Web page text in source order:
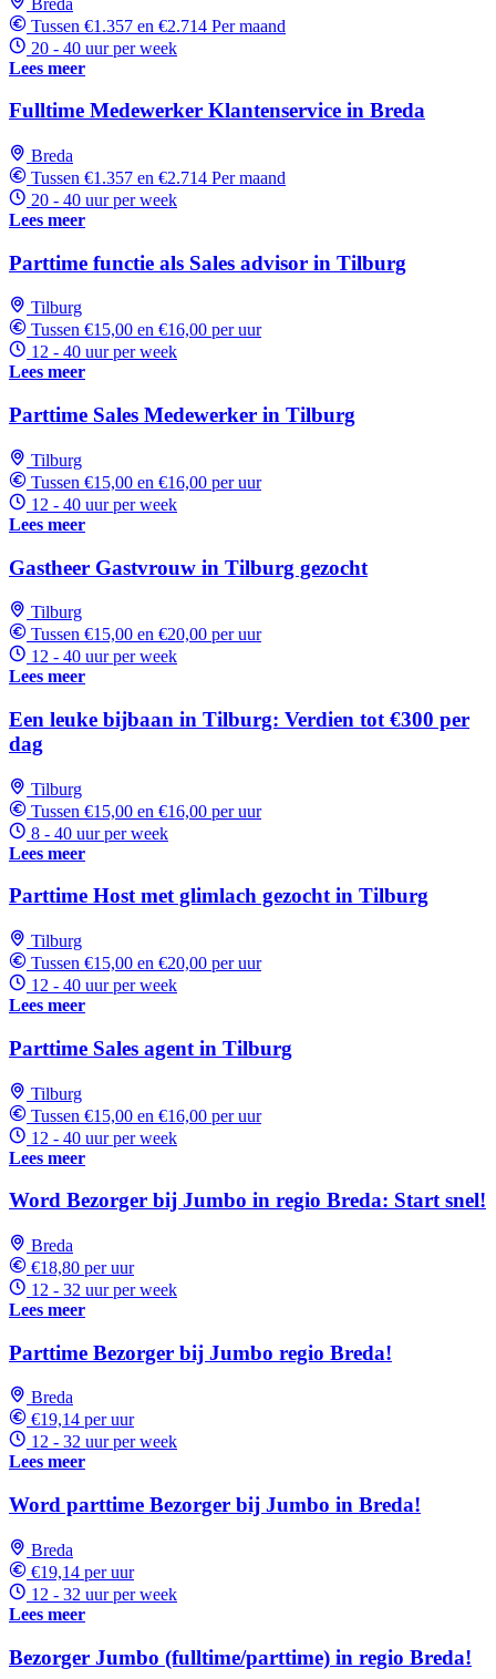
Tussen €1.357 en €2.714 Per maand
20 - 40 uur per week
Lees meer
Fulltime Medewerker Klantenservice in Breda
Breda
Tussen €1.357 en €2.714 Per maand
20 - 40 uur per week
Lees meer
Parttime functie als Sales advisor in Tilburg
Tilburg
Tussen €15,00 en €16,00 per uur
12 - 40 uur per week
Lees meer
Parttime Sales Medewerker in Tilburg
Tilburg
Tussen €15,00 en €16,00 per uur
12 - 40 uur per week
Lees meer
Gastheer Gastvrouw in Tilburg gezocht
Tilburg
Tussen €15,00 en €20,00 per uur
12 - 40 uur per week
Lees meer
Een leuke bijbaan in Tilburg: Verdien tot €300 per
dag
Tilburg
Tussen €15,00 en €16,00 per uur
8 - 40 uur per week
Lees meer
Parttime Host met glimlach gezocht in Tilburg
Tilburg
Tussen €15,00 en €20,00 per uur
12 - 40 uur per week
Lees meer
Parttime Sales agent in Tilburg
Tilburg
Tussen €15,00 en €16,00 per uur
12 - 40 uur per week
Lees meer
Word Bezorger bij Jumbo in regio Breda: Start snel!
Breda
€18,80 per uur
12 - 32 uur per week
Lees meer
Parttime Bezorger bij Jumbo regio Breda!
Breda
€19,14 per uur
12 - 32 uur per week
Lees meer
Word parttime Bezorger bij Jumbo in Breda!
Breda
€19,14 per uur
12 - 32 uur per week
Lees meer
Bezorger Jumbo (fulltime/parttime) in regio Breda!